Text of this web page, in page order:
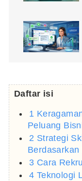
Daftar isi
1
Peluang
2 Strategi
Berdasarkan
3 Cara
4 Teknologi